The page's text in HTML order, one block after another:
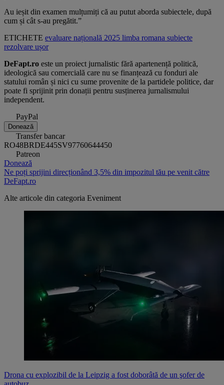
Au ieșit din examen mulțumiți că au putut aborda subiectele, după
cum și cât s-au pregătit.”
ETICHETE evaluare națională 2025 limba romana subiecte
rezolvare ușor
DeFapt.ro este un proiect jurnalistic fără apartenență politică,
ideologică sau comercială care nu se finanțează cu fonduri ale
statului român și nici cu sume provenite de la partidele politice, dar
poate fi sprijinit prin donații pentru susținerea jurnalismului
independent.
PayPal
Donează
Transfer bancar
RO48BRDE445SV97760644450
Patreon
Donează
Ne poți sprijini direcționând 3,5% din impozitul tău pe venit către
DeFapt.ro
Alte articole din categoria Eveniment
Drona cu explozibil de la Leipzig a fost doborâtă de un şofer de